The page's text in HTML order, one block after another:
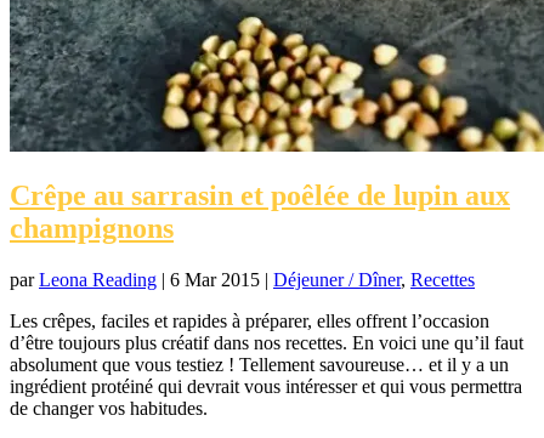
Crêpe au sarrasin et poêlée de lupin aux
champignons
parLeona Reading | 6 Mar 2015 | Déjeuner / Dîner, Recettes
Les crêpes, faciles et rapides à préparer, elles offrent l’occasion
d’être toujours plus créatif dans nos recettes. En voici une qu’il faut
absolument que vous testiez ! Tellement savoureuse… et il y a un
ingrédient protéiné qui devrait vous intéresser et qui vous permettra
de changer vos habitudes.